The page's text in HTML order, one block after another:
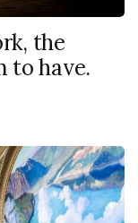
the
to have.